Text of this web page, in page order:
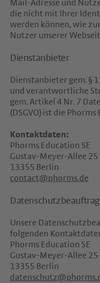
Mail-Adresse und
die nicht mit Ihrer
werden können, wie
Nutzer unserer
Dienstanbieter
Dienstanbieter gem. §
und verantwortliche
gem. Artikel 4 Nr. 7
(DSGVO) ist die Phorms
Kontaktdaten:
Phorms Education SE
Gustav-Meyer-Allee 25
13355 Berlin
contact@phorms.de
Unsere
folgenden
Phorms Education SE
Gustav-Meyer-Allee 25
13355 Berlin